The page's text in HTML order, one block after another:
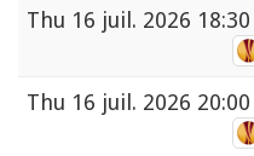
Thu 16 juil. 2026 18:30
Thu 16 juil. 2026 20:00